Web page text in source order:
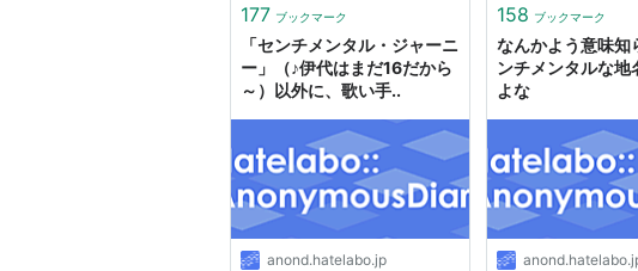
センチメンタル
アーティスト:CooRie,
出版社/メーカー:
発売日:2004/04/21
メディア:
クリック: 193回
この商品を含むブログ
177 ブックマーク
「センチメンタル・ジャーニ
ー」（♪伊代はまだ16だから
～）以外に、歌い手..
anond.hatelabo.jp
158 ブックマーク
なんかよう意味知
ンチメンタルな地
よな